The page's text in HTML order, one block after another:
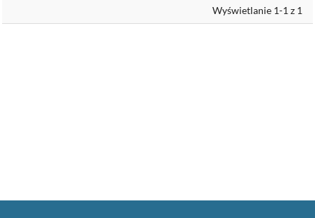
Wyświetlanie 1-1 z 1